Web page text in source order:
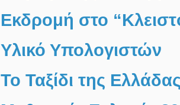
Εκδρομή στο
Υλικό Υπολογιστών
Το Ταξίδι της